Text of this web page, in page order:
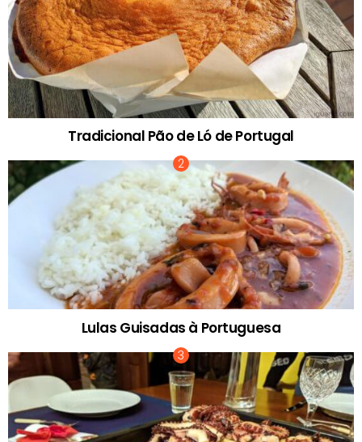
Tradicional Pão de Ló de Portugal
Lulas Guisadas à Portuguesa